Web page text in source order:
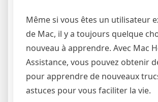
Même si vous êtes un utilisateur
de Mac, il y a toujours quelque
nouveau à apprendre. Avec Mac
Assistance, vous pouvez obtenir
pour apprendre de nouveaux
astuces pour vous faciliter la vie.